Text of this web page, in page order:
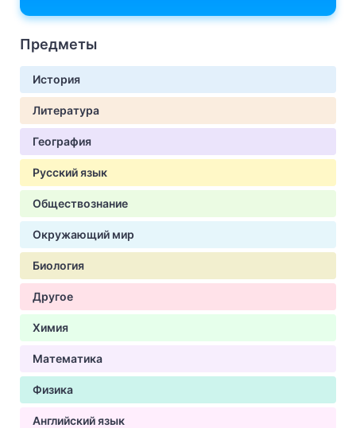
Предметы
История
Литература
География
Русский язык
Обществознание
Окружающий мир
Биология
Другое
Химия
Математика
Физика
Английский язык